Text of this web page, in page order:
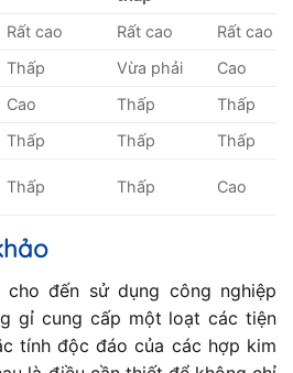
Rất cao Rất cao
Rất cao
Thấp Vừa phải
Cao
Cao Thấp
Thấp
Thấp Thấp
Thấp
Thấp Thấp Cao
đến sử dụng công nghiệp
gỉ cung cấp một loạt các tiện
tính độc đáo của các hợp kim